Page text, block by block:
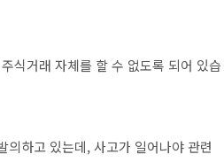
식거래 자체를 할 수 없도록 되어 있습
하고 있는데, 사고가 일어나야 관련